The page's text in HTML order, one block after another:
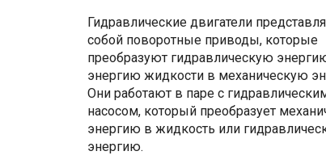
Гидравлические двигатели
собой поворотные приводы, которые
преобразуют гидравлическую
энергию жидкости в механическую
Они работают в паре с
насосом, который преобразует
энергию в жидкость или
энергию.